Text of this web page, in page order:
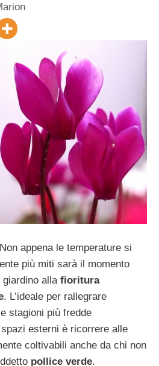
appena le temperature si
più miti sarà il momento
alla fioritura
. L’ideale per rallegrare
stagioni più fredde
esterni è ricorrere alle
coltivabili anche da chi non
pollice verde.